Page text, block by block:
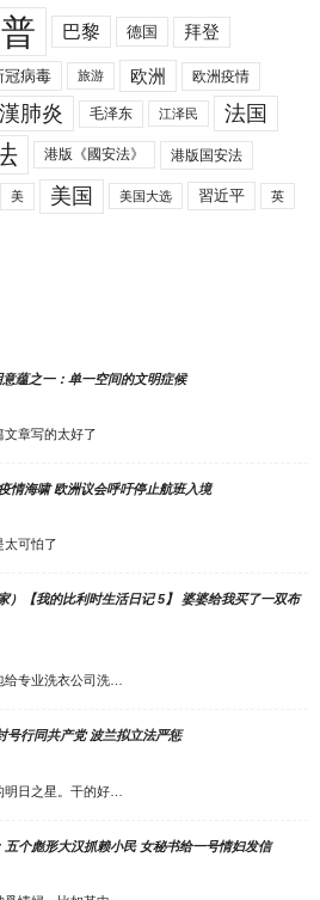
巴黎 德国 拜登
冠病毒 旅游 欧洲 欧洲疫情
肺炎 毛泽东 江泽民 法国
港版《國安法》 港版国安法
美 美国 美国大选 習近平 英
蕴之一：单一空间的文明症候
文章写的太好了
情海啸 欧洲议会呼吁停止航班入境
太可怕了
家）【我的比利时生活日记 5】 婆婆给我买了一双布
给专业洗衣公司洗…
号行同共产党 波兰拟立法严惩
日之星。干的好…
五个彪形大汉抓赖小民 女秘书给一号情妇发信